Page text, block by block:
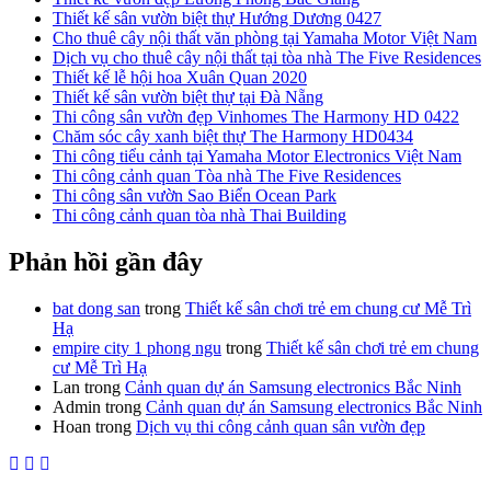
Thiết kế sân vườn biệt thự Hướng Dương 0427
Cho thuê cây nội thất văn phòng tại Yamaha Motor Việt Nam
Dịch vụ cho thuê cây nội thất tại tòa nhà The Five Residences
Thiết kế lễ hội hoa Xuân Quan 2020
Thiết kế sân vườn biệt thự tại Đà Nẵng
Thi công sân vườn đẹp Vinhomes The Harmony HD 0422
Chăm sóc cây xanh biệt thự The Harmony HD0434
Thi công tiểu cảnh tại Yamaha Motor Electronics Việt Nam
Thi công cảnh quan Tòa nhà The Five Residences
Thi công sân vườn Sao Biển Ocean Park
Thi công cảnh quan tòa nhà Thai Building
Phản hồi gần đây
bat dong san trong Thiết kế sân chơi trẻ em chung cư Mễ Trì
Hạ
empire city 1 phong ngu trong Thiết kế sân chơi trẻ em chung
cư Mễ Trì Hạ
Lan trong Cảnh quan dự án Samsung electronics Bắc Ninh
Admin trong Cảnh quan dự án Samsung electronics Bắc Ninh
Hoan trong Dịch vụ thi công cảnh quan sân vườn đẹp